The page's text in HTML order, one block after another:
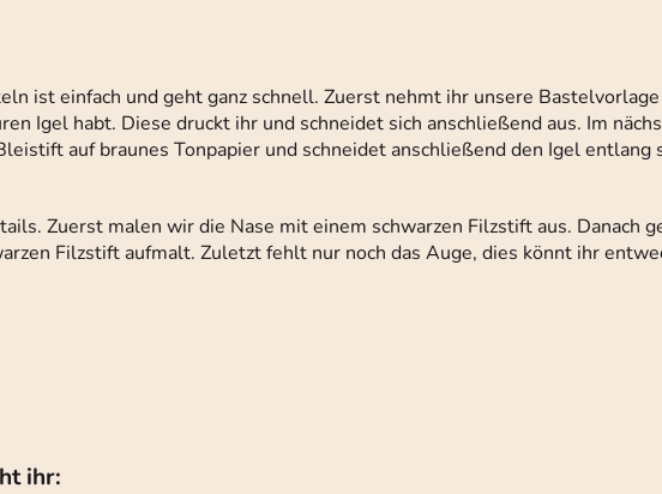
ist einfach und geht ganz schnell. Zuerst nehmt ihr unsere
Igel habt. Diese druckt ihr und schneidet sich anschließend aus. Im
auf braunes Tonpapier und schneidet anschließend den Igel entlang
Zuerst malen wir die Nase mit einem schwarzen Filzstift aus. Danach
Filzstift aufmalt. Zuletzt fehlt nur noch das Auge, dies könnt ihr
ihr: